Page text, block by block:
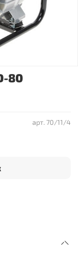
арт.70/11/4
80